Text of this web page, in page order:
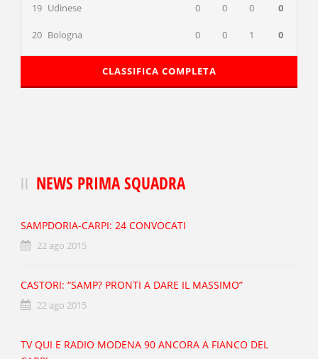
19 Udinese 0 0 0 0
20 Bologna 0 0 1 0
CLASSIFICA COMPLETA
NEWS PRIMA SQUADRA
SAMPDORIA-CARPI: 24 CONVOCATI
22 ago 2015
CASTORI: “SAMP? PRONTI A DARE IL MASSIMO”
22 ago 2015
TV QUI E RADIO MODENA 90 ANCORA A FIANCO DEL